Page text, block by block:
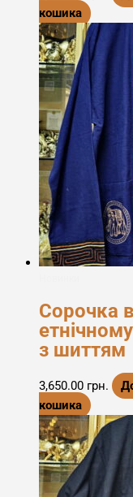
кошика
Сорочка в
з шиттям
3,650.00 грн.
кошика